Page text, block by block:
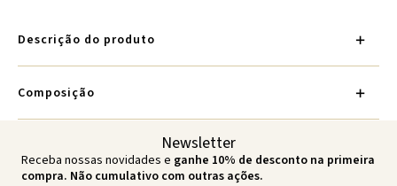
Descrição do produto
Composição
Newsletter
Receba nossas novidades e ganhe 10% de desconto na primeira
compra. Não cumulativo com outras ações.